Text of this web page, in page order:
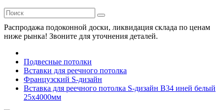
Распродажа подоконной доски, ликвидация склада по ценам
ниже рынка! Звоните для уточнения деталей.
Подвесные потолки
Вставки для реечного потолка
Французский S-дизайн
Вставка для реечного потолка S-дизайн В34 иней белый
25х4000мм